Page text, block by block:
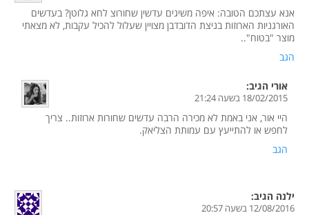
אנא עצתכם הטובה: איפה משיגים עדשין שחורוצ לחא גלוטן? בעדשים
האורגניות הארוזות בניצת הדובדבן מצויין שעלול להכיל עקבות, לא מצאתי
מוצר "בטוח"..
הגב
אורי הגיב:
18/02/2015 בשעה 21:24
היי אור, אני באמת לא מכירה הרבה עדשים שחורות ארוזות.. צריך
לחפש או להתייעץ עם עמותת הצליאק.
הגב
ילנה הגיב:
12/08/2016 בשעה 20:57